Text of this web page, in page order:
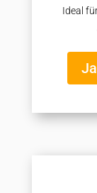
Ideal